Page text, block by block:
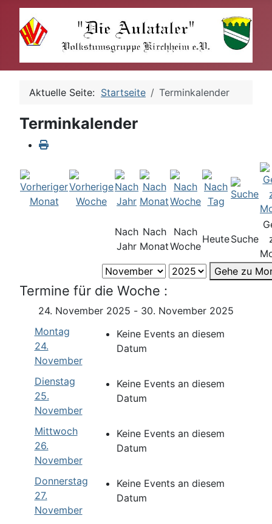
Aktuelle Seite: Startseite Terminkalender
Terminkalender
Nach
Jahr
Nach
Monat
Nach
Woche
HeuteSuche
Gehe zu
Termine für die Woche :
24. November 2025 - 30. November 2025
Montag
24.
November
Keine Events an diesem
Datum
Dienstag
25.
November
Keine Events an diesem
Datum
Mittwoch
26.
November
Keine Events an diesem
Datum
Donnerstag
27.
November
Keine Events an diesem
Datum